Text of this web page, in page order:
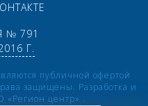
№ 791
Г.
публичной офертой
защищены. Разработка и
«Регион центр» .